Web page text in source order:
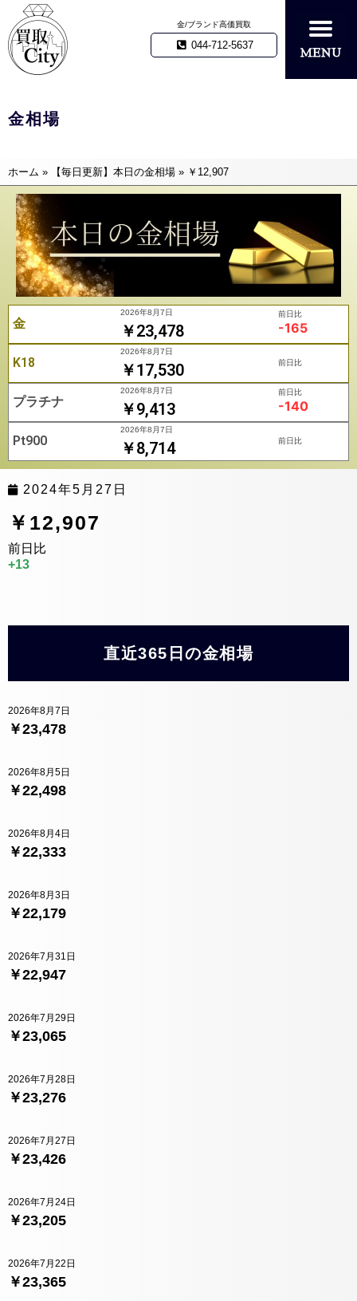
金/ブランド高価買取
044-712-5637
金相場
ホーム » 【毎日更新】本日の金相場 » ￥12,907
金 ￥23,478
2026年8月7日 前日比
-165
K18 ￥17,530
2026年8月7日
前日比
プラチナ ￥9,413
2026年8月7日 前日比
-140
Pt900 ￥8,714
2026年8月7日
前日比
2024年5月27日
￥12,907
前日比
+13
直近365日の金相場
￥23,478
2026年8月7日
￥22,498
2026年8月5日
￥22,333
2026年8月4日
￥22,179
2026年8月3日
￥22,947
2026年7月31日
￥23,065
2026年7月29日
￥23,276
2026年7月28日
￥23,426
2026年7月27日
￥23,205
2026年7月24日
￥23,365
2026年7月22日